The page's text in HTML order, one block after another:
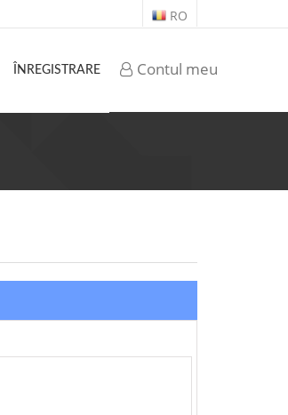
RO
Contul meu
ÎNREGISTRARE